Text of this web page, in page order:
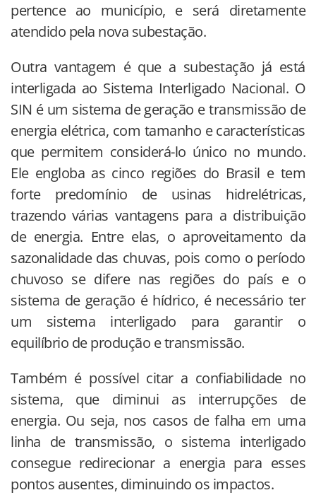
pertence ao município, e será diretamente
atendido pela nova subestação.
Outra vantagem é que a subestação já está
interligada ao Sistema Interligado Nacional. O
SIN é um sistema de geração e transmissão de
energia elétrica, com tamanho e características
que permitem considerá-lo único no mundo.
Ele engloba as cinco regiões do Brasil e tem
forte predomínio de usinas hidrelétricas,
trazendo várias vantagens para a distribuição
de energia. Entre elas, o aproveitamento da
sazonalidade das chuvas, pois como o período
chuvoso se difere nas regiões do país e o
sistema de geração é hídrico, é necessário ter
um sistema interligado para garantir o
equilíbrio de produção e transmissão.
Também é possível citar a confiabilidade no
sistema, que diminui as interrupções de
energia. Ou seja, nos casos de falha em uma
linha de transmissão, o sistema interligado
consegue redirecionar a energia para esses
pontos ausentes, diminuindo os impactos.